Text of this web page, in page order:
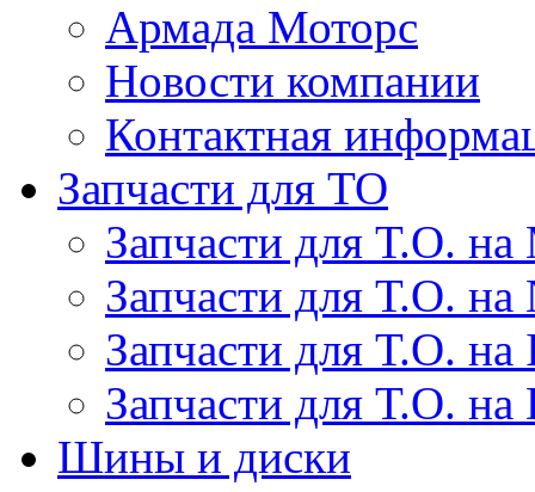
Армада Моторс
Новости компании
Контактная
Запчасти для ТО
Запчасти для Т.О. на
Запчасти для Т.О. на
Запчасти для Т.О.
Запчасти для Т.О. на
Шины и диски